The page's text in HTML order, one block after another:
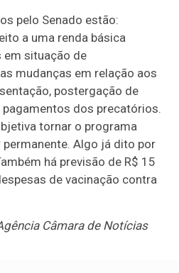
pelo Senado estão:
a uma renda básica
em situação de
mudanças em relação aos
postergação de
dos precatórios.
tornar o programa
Algo já dito por
há previsão de R$ 15
de vacinação contra
Câmara de Notícias